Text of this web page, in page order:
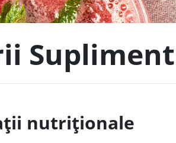
nutriționale